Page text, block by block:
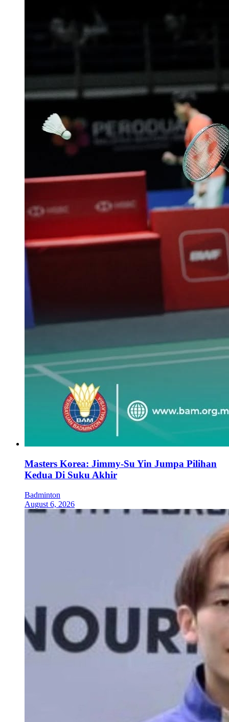
Masters Korea: Jimmy-Su Yin Jumpa Pilihan
Kedua Di Suku Akhir
Badminton
August 6, 2026